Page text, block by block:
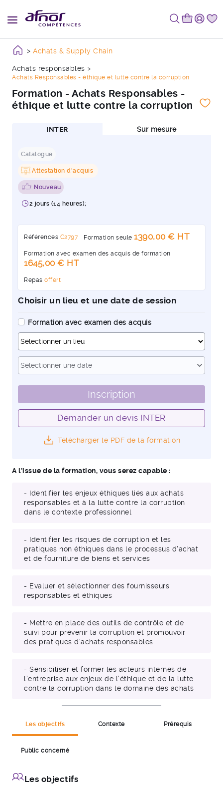
Achats & Supply Chain
Achats responsables
Achats Responsables - éthique et lutte contre la corruption
Formation - Achats Responsables -
éthique et lutte contre la corruption
INTER Sur mesure
Catalogue
Attestation d'acquis
Nouveau
2 jours (14 heures);
Références C2797 Formation seule 1390,00 € HT
Formation avec examen des acquis de formation
1645,00 € HT
Repas offert
Choisir un lieu et une date de session
Formation avec examen des acquis
Sélectionner une date
expand_more
Inscription
Demander un devis INTER
Télécharger le PDF de la formation
A l'issue de la formation, vous serez capable :
- Identifier les enjeux éthiques liés aux achats
responsables et à la lutte contre la corruption
dans le contexte professionnel
- Identifier les risques de corruption et les
pratiques non éthiques dans le processus d'achat
et de fourniture de biens et services
- Evaluer et sélectionner des fournisseurs
responsables et éthiques
- Mettre en place des outils de contrôle et de
suivi pour prévenir la corruption et promouvoir
des pratiques d'achats responsables
- Sensibiliser et former les acteurs internes de
l'entreprise aux enjeux de l'éthique et de la lutte
contre la corruption dans le domaine des achats
Les objectifs Contexte Prérequis
Public concerné
Les objectifs